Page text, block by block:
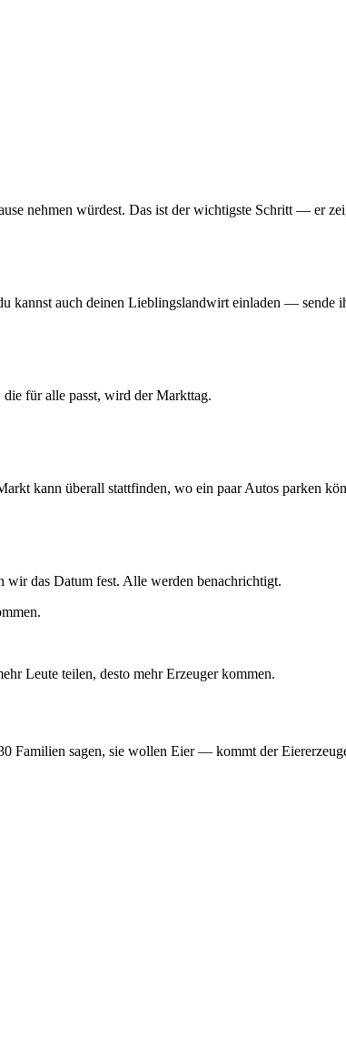
nehmen würdest. Das ist der wichtigste Schritt — er
kannst auch deinen Lieblingslandwirt einladen — sende
für alle passt, wird der Markttag.
kann überall stattfinden, wo ein paar Autos parken
das Datum fest. Alle werden benachrichtigt.
Leute teilen, desto mehr Erzeuger kommen.
Familien sagen, sie wollen Eier — kommt der